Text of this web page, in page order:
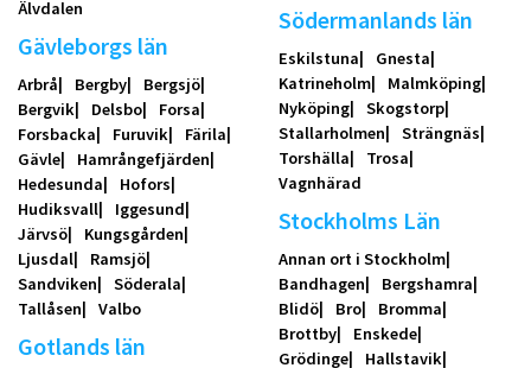
Älvdalen
Gävleborgs län
Arbrå Bergby
Bergsjö
Bergvik
Delsbo
Forsa
Forsbacka
Furuvik
Färila
Gävle
Hamrångefjärden
Hedesunda
Hofors
Hudiksvall
Iggesund
Järvsö
Kungsgården
Ljusdal
Ramsjö
Sandviken
Söderala
Tallåsen
Valbo
Gotlands län
Södermanlands län
Eskilstuna
Gnesta
Katrineholm
Malmköping
Nyköping
Skogstorp
Stallarholmen
Strängnäs
Torshälla
Trosa
Vagnhärad
Stockholms Län
Annan ort i Stockholm
Bandhagen
Bergshamra
Blidö
Bro
Bromma
Brottby
Enskede
Grödinge
Hallstavik